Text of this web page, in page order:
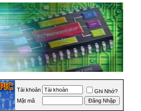
Tài khoản
Ghi Nhớ?
Mật mã